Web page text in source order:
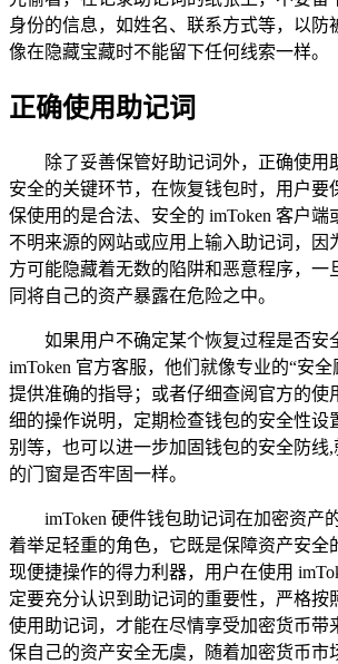
身份的信息，如姓名、联系方式等，以防
像在隐藏宝藏时不能留下任何线索一样。
正确使用助记词
除了妥善保管好助记词外，正确使用
安全的关键环节，在恢复钱包时，用户要
保使用的是合法、安全的 imToken 客户端
不明来源的网站或应用上输入助记词，因
方可能隐藏着无数的陷阱和恶意程序，一
同将自己的资产暴露在危险之中。
如果用户不确定某个恢复过程是否安
imToken 官方客服，他们就像专业的“安
提供准确的指导；或者仔细查阅官方的使
细的操作说明，定期检查钱包的安全性设
别等，也可以进一步加固钱包的安全防线
的门窗是否牢固一样。
imToken 硬件钱包助记词在加密资产
着举足轻重的角色，它既是保障资产安全
现便捷操作的得力利器，用户在使用
定要充分认识到助记词的重要性，严格按
使用助记词，才能在尽情享受加密货币带
保自己的资产安全无虞，随着加密货币市